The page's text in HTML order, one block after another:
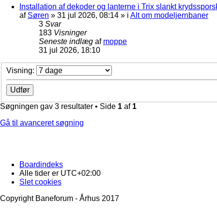
Installation af dekoder og lanterne i Trix slankt
af Søren » 31 jul 2026, 08:14 » i Alt om modeljernbaner
3 Svar
183 Visninger
Seneste indlæg af moppe
31 jul 2026, 18:10
Visning:
Søgningen gav 3 resultater • Side 1 af 1
Gå til avanceret søgning
Boardindeks
Alle tider er UTC+02:00
Slet cookies
Copyright Baneforum - Århus 2017